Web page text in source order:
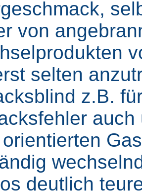
von
selten
z.B.
deutlich